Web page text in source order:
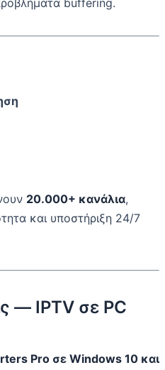
buffering.
20.000+ κανάλια,
και υποστήριξη 24/7
— IPTV σε PC
Pro σε Windows 10 και